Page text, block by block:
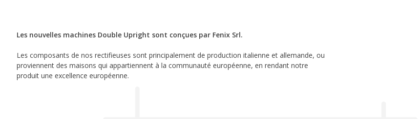
Les nouvelles machines Double Upright sont conçues par Fenix ​​Srl.
Les composants de nos rectifieuses sont principalement de production italienne et allemande, ou
proviennent des maisons qui appartiennent à la communauté européenne, en rendant notre
produit une excellence européenne.